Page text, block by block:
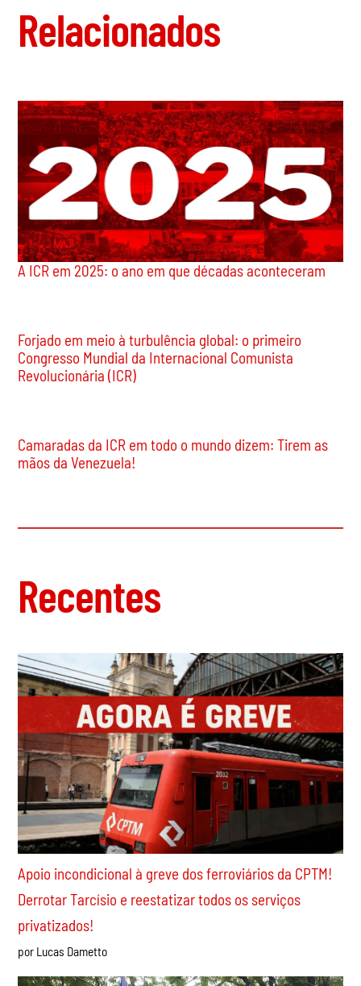
Relacionados
A ICR em 2025: o ano em que décadas aconteceram
Camaradas da ICR em todo o mundo dizem: Tirem as
Recentes